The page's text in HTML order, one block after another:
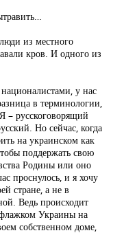
из местного
кров. И одного из
у нас
в терминологии,
– русскоговорящий
Но сейчас, когда
на украинском как
поддержать свою
Родины или оно
проснулось, и я хочу
стране, а не в
Ведь происходит
флажком Украины на
собственном доме,